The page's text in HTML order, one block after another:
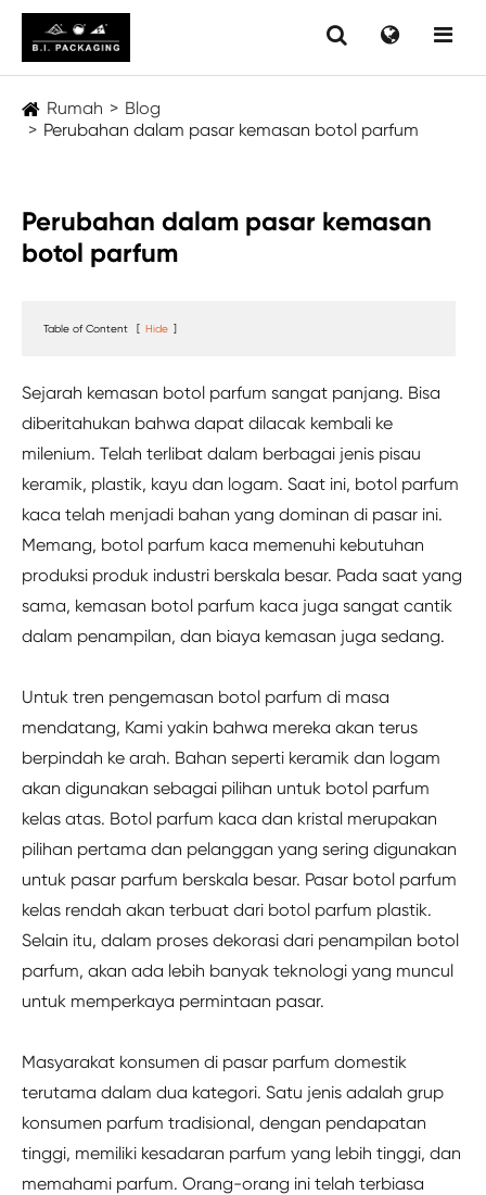
Rumah
Blog
Perubahan dalam pasar kemasan botol parfum
Perubahan dalam pasar kemasan
botol parfum
Table of Content [ Hide ]
Sejarah kemasan botol parfum sangat panjang. Bisa
diberitahukan bahwa dapat dilacak kembali ke
milenium. Telah terlibat dalam berbagai jenis pisau
keramik, plastik, kayu dan logam. Saat ini, botol parfum
kaca telah menjadi bahan yang dominan di pasar ini.
Memang, botol parfum kaca memenuhi kebutuhan
produksi produk industri berskala besar. Pada saat yang
sama, kemasan botol parfum kaca juga sangat cantik
dalam penampilan, dan biaya kemasan juga sedang.
Untuk tren pengemasan botol parfum di masa
mendatang, Kami yakin bahwa mereka akan terus
berpindah ke arah. Bahan seperti keramik dan logam
akan digunakan sebagai pilihan untuk botol parfum
kelas atas. Botol parfum kaca dan kristal merupakan
pilihan pertama dan pelanggan yang sering digunakan
untuk pasar parfum berskala besar. Pasar botol parfum
kelas rendah akan terbuat dari botol parfum plastik.
Selain itu, dalam proses dekorasi dari penampilan botol
parfum, akan ada lebih banyak teknologi yang muncul
untuk memperkaya permintaan pasar.
Masyarakat konsumen di pasar parfum domestik
terutama dalam dua kategori. Satu jenis adalah grup
konsumen parfum tradisional, dengan pendapatan
tinggi, memiliki kesadaran parfum yang lebih tinggi, dan
memahami parfum. Orang-orang ini telah terbiasa